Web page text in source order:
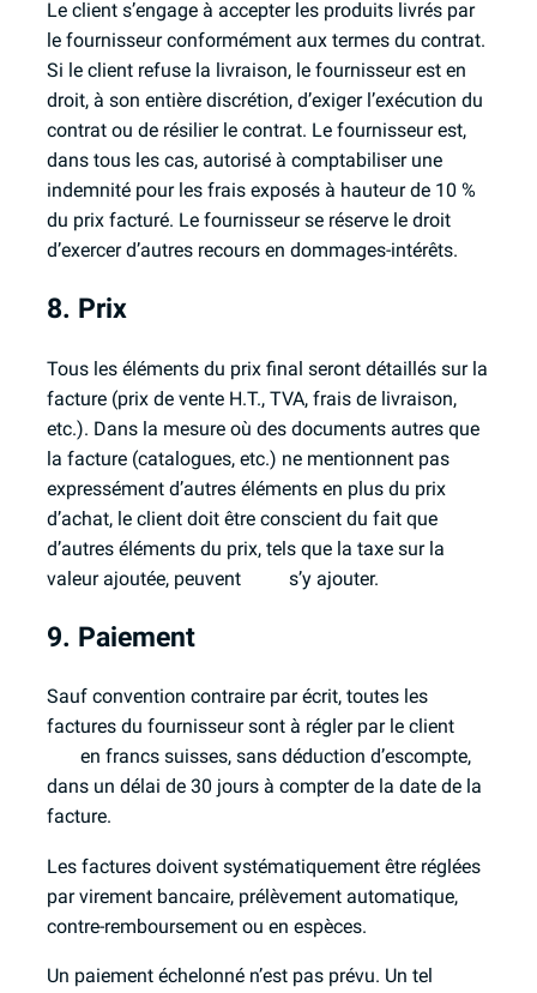
Le client s’engage à accepter les produits livrés par
le fournisseur conformément aux termes du contrat.
Si le client refuse la livraison, le fournisseur est en
droit, à son entière discrétion, d’exiger l’exécution du
contrat ou de résilier le contrat. Le fournisseur est,
dans tous les cas, autorisé à comptabiliser une
indemnité pour les frais exposés à hauteur de 10 %
du prix facturé. Le fournisseur se réserve le droit
d’exercer d’autres recours en dommages-intérêts.
8. Prix
Tous les éléments du prix final seront détaillés sur la
facture (prix de vente H.T., TVA, frais de livraison,
etc.). Dans la mesure où des documents autres que
la facture (catalogues, etc.) ne mentionnent pas
expressément d’autres éléments en plus du prix
d’achat, le client doit être conscient du fait que
d’autres éléments du prix, tels que la taxe sur la
valeur ajoutée, peuvent s’y ajouter.
9. Paiement
Sauf convention contraire par écrit, toutes les
factures du fournisseur sont à régler par le client
en francs suisses, sans déduction d’escompte,
dans un délai de 30 jours à compter de la date de la
facture.
Les factures doivent systématiquement être réglées
par virement bancaire, prélèvement automatique,
contre-remboursement ou en espèces.
Un paiement échelonné n’est pas prévu. Un tel